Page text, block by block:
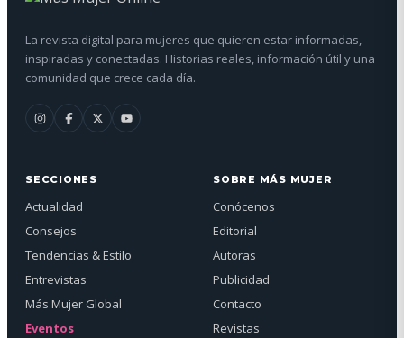
La revista digital para mujeres que quieren estar informadas,
inspiradas y conectadas. Historias reales, información útil y una
comunidad que crece cada día.
SECCIONES
Actualidad
Consejos
Tendencias & Estilo
Entrevistas
Más Mujer Global
Eventos
SOBRE MÁS MUJER
Conócenos
Editorial
Autoras
Publicidad
Contacto
Revistas